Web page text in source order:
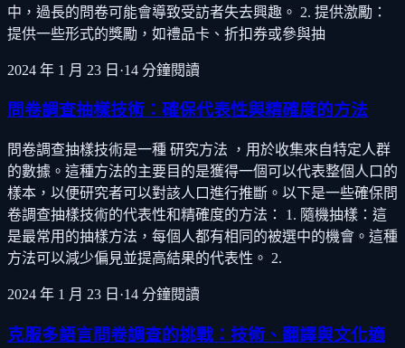
中，過長的問卷可能會導致受訪者失去興趣。 2. 提供激勵：
提供一些形式的獎勵，如禮品卡、折扣券或參與抽
2024 年 1 月 23 日 ·14 分鐘閱讀
問卷調查抽樣技術：確保代表性與精確度的方法
問卷調查抽樣技術是一種 研究方法 ，用於收集來自特定人群
的數據。這種方法的主要目的是獲得一個可以代表整個人口的
樣本，以便研究者可以對該人口進行推斷。以下是一些確保問
卷調查抽樣技術的代表性和精確度的方法： 1. 隨機抽樣：這
是最常用的抽樣方法，每個人都有相同的被選中的機會。這種
方法可以減少偏見並提高結果的代表性。 2.
2024 年 1 月 23 日 ·14 分鐘閱讀
克服多語言問卷調查的挑戰：技術、翻譯與文化適